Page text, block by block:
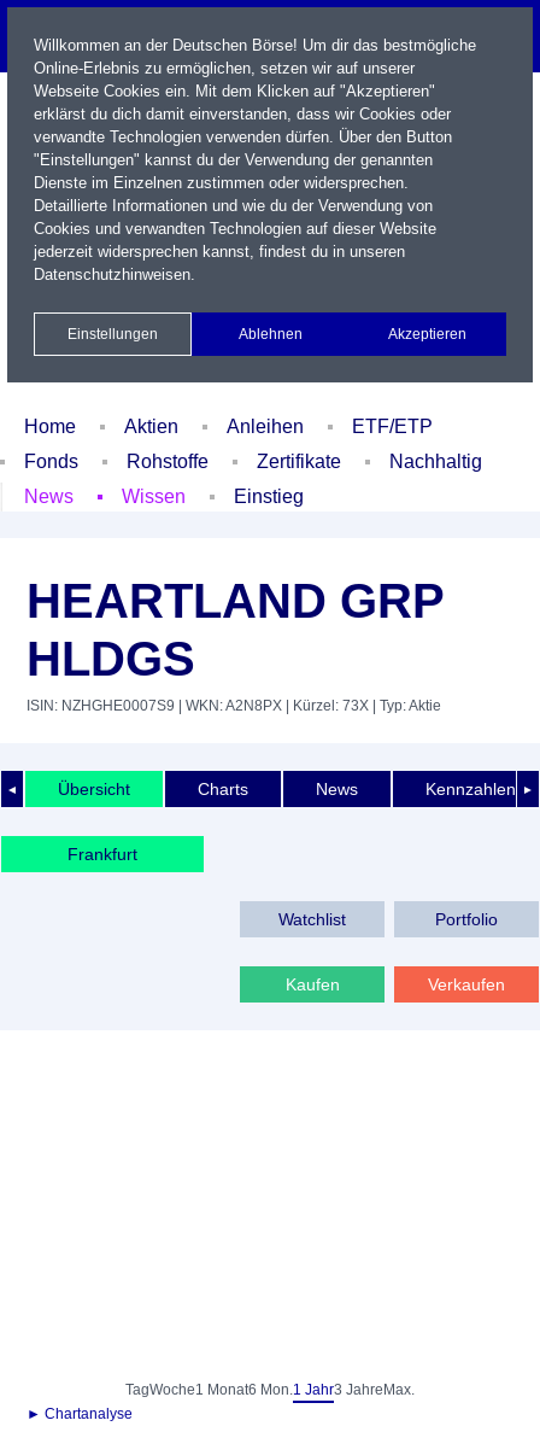
Name / WKN / ISIN / Kürzel
Xetra Realtime
Watchlist Portfolio Login
Home Aktien Anleihen
ETF/ETP
Fonds
Rohstoffe Zertifikate
Nachhaltig
News
Wissen Einstieg
HEARTLAND GRP
HLDGS
ISIN: NZHGHE0007S9 | WKN: A2N8PX | Kürzel: 73X | Typ: Aktie
◄ ►
Übersicht Charts News Kennzahlen
Frankfurt
Watchlist Portfolio
Kaufen Verkaufen
TagWoche1 Monat6 Mon.1 Jahr3 Jahre Max.
► Chartanalyse
Willkommen an der Deutschen Börse! Um dir das bestmögliche
Online-Erlebnis zu ermöglichen, setzen wir auf unserer
Webseite Cookies ein. Mit dem Klicken auf "Akzeptieren"
erklärst du dich damit einverstanden, dass wir Cookies oder
verwandte Technologien verwenden dürfen. Über den Button
"Einstellungen" kannst du der Verwendung der genannten
Dienste im Einzelnen zustimmen oder widersprechen.
Detaillierte Informationen und wie du der Verwendung von
Cookies und verwandten Technologien auf dieser Website
jederzeit widersprechen kannst, findest du in unseren
Datenschutzhinweisen.
Einstellungen Ablehnen Akzeptieren